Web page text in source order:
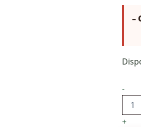
–
-
+